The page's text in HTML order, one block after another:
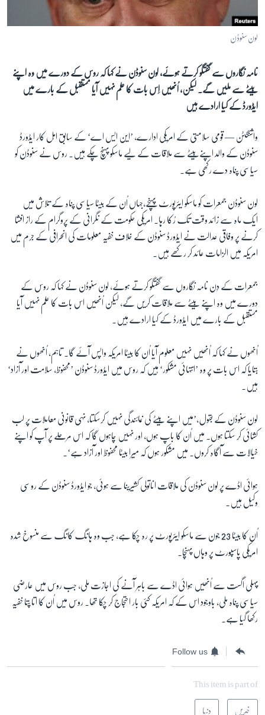
آزادیٔ صحافت
صحت
دلچسپ و عجیب
آڈیو
اسپیشل کوریج
Learning English
FOLLOW US
زبان
لون سنوڈن
نامہ نگاروں سے گفتگو کرتے ہوئے، لون سنوڈن نے کہا کہ روس کے دورے میں وہ اپنے
بیٹے سے ملیں گے۔ لیکن، اُنھیں اِس بات کا علم نہیں آیا مستقبل کے بارے میں
ایڈورڈ کے کیا ارادے ہیں
واشنگٹن — قومی سلامتی کے امریکی ادارے، ’این ایس اے‘ کے سابق اہل کار ایڈورڈ
سنوڈن کے والد اپنےبیٹے سے ملاقات کے لیے ماسکو پہنچ چکے ہیں۔ روس نے سنوڈن کو
سیاسی پناہ دے رکھی ہے۔
لون سنوڈن جمعرات کو ماسکو ایئرپورٹ پہنچے،جہاں اُن کے بیٹا سیاسی پناہ کے تلاش میں
ایک ماہ سے زائد وقت تک رُکا رہا۔ امریکی حکومت کے نگرانی کے پروگرام کے راز افشا
کرنے پر وفاقی عدالت نے ایڈورڈ سنوڈن کے خلاف خفیہ معلومات کی انحرافی کے جرم میں
امریکہ میں الزامات عائد کر رکھے ہیں۔
جمعرات کے دِن نامہ نگاروں سے گفتگو کرتے ہوئے، لون سنوڈن نے کہا کہ روس کے
دورے میں وہ اپنے بیٹے سے ملاقات کریں گے، لیکن اُنھیں اس بات کا علم نہیں آیا
مستقبل کے بارے میں ایڈورڈ کے کیا ارادے ہیں۔
اُنھوں نے کہا کہ اُنھیں نہیں معلوم آیا اُن کا بیٹا امریکہ واپس آئے گا۔ تاہم، اُنھوں نے
بتایا کہ اس بات پر وہ ’انتہائی مشکور‘ ہیں کہ روس میں ایڈورڈ سنوڈن ’محفوظ، سلامت اور آزاد‘
ہیں۔
لون سنوڈن کے بقول،’میں اپنے بیٹے کی نمائندگی نہیں کرسکتا، نہی قانونی معاملات پر لب
کشائی کر سکتا ہوں۔ میں اُن کا باپ ہوں، اور نہیں چاہوں گا کہ اس مرحلے پر آپ کو اپنے
خیالات سے آگاہ کروں۔ میں مشکور ہوں کہ میرا بیٹا محفوظ اور آزاد ہے‘۔
ہوائی اڈے پر لون سنوڈن کی ملاقات اناتولی کشیرینا سے ہوئی، جو ایڈورڈ سنوڈن کے روسی
وکیل ہیں۔
اُن کا بیٹا 23 جون سے ماسکو ایئرپورٹ پر رہ چکا ہے، جب وہ ہانگ کانگ سے منسوخ شدہ
امریکی پاسپورٹ پر وہاں پہنچا۔
پہلی اگست سے اُنھیں ہوائی اڈے سے باہر آنے کی اجازت ملی، جب روس میں عارضی
سیاسی پناہ ملی، باوجود اس کے کہ امریکہ کئی بار احتجاج کر چکا تھا۔ روس میں اُن کا اتا پتا خفیہ
رکھا گیا ہے۔
Follow us
This item is part of
خبریں دنیا